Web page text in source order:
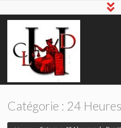
Catégorie : 24